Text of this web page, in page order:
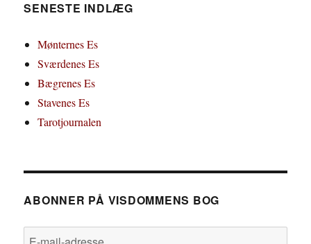
SENESTE INDLÆG
Mønternes Es
Sværdenes Es
Bægrenes Es
Stavenes Es
Tarotjournalen
ABONNER PÅ VISDOMMENS BOG
E-